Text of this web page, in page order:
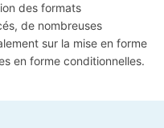
des formats
de nombreuses
sur la mise en forme
en forme conditionnelles.